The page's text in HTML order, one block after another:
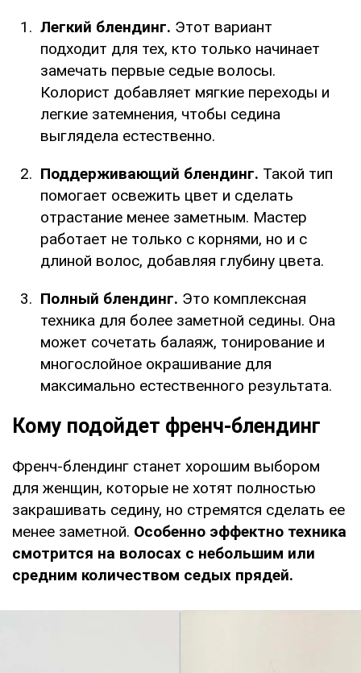
Легкий блендинг. Этот вариант
подходит для тех, кто только начинает
замечать первые седые волосы.
Колорист добавляет мягкие переходы и
легкие затемнения, чтобы седина
выглядела естественно.
Поддерживающий блендинг. Такой тип
помогает освежить цвет и сделать
отрастание менее заметным. Мастер
работает не только с корнями, но и с
длиной волос, добавляя глубину цвета.
Полный блендинг. Это комплексная
техника для более заметной седины. Она
может сочетать балаяж, тонирование и
многослойное окрашивание для
максимально естественного результата.
Кому подойдет френч-блендинг
Френч-блендинг станет хорошим выбором
для женщин, которые не хотят полностью
закрашивать седину, но стремятся сделать ее
менее заметной. Особенно эффектно техника
смотрится на волосах с небольшим или
средним количеством седых прядей.